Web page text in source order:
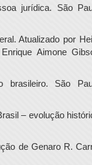
jurídica. São
Atualizado por
Aimone
brasileiro. São
– evolução
de Genaro R.